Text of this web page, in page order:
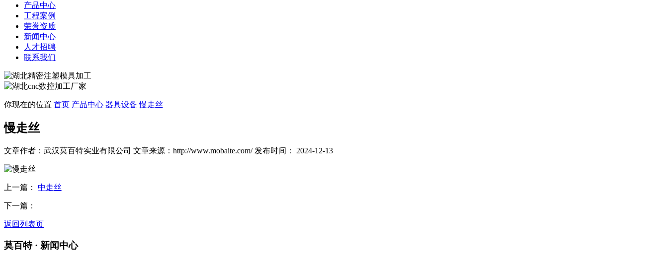
产品中心
工程案例
荣誉资质
新闻中心
人才招聘
联系我们
你现在的位置 首页 产品中心 器具设备 慢走丝
慢走丝
文章作者：武汉莫百特实业有限公司 文章来源：http://www.mobaite.com/ 发布时间： 2024-12-13
上一篇： 中走丝
下一篇：
返回列表页
莫百特· 新闻中心